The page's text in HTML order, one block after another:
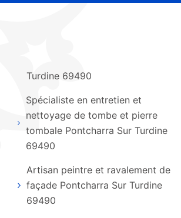
Turdine 69490
Spécialiste en entretien et
nettoyage de tombe et pierre
tombale Pontcharra Sur Turdine
69490
Artisan peintre et ravalement de
façade Pontcharra Sur Turdine
69490